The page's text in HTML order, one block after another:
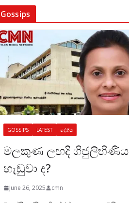
Gossips
GOSSIPS LATEST දේශීය
මලකුණ ලඟදි ගිජුලිහිණිය
හැඬුවා ද?
June 26, 2025 cmn